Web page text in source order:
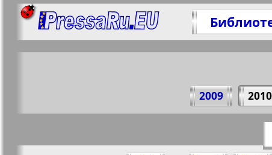
2009 2010
Все номера журнала "7плюс7я" за
https://